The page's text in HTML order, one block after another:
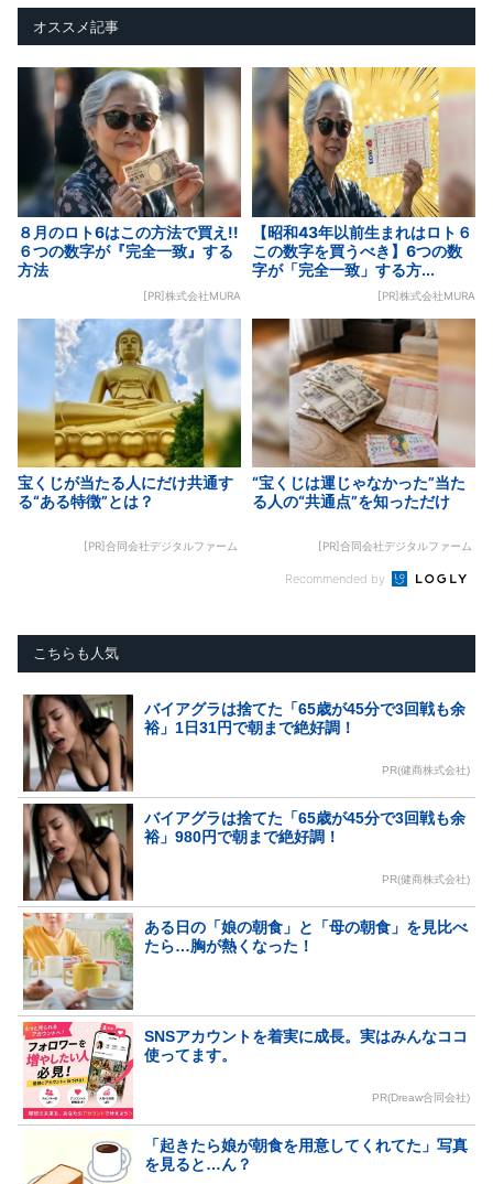
オススメ記事
８月のロト6はこの方法で買え!!
６つの数字が『完全一致』する
方法
[PR]株式会社MURA
【昭和43年以前生まれはロト６
この数字を買うべき】6つの数
字が「完全一致」する方...
[PR]株式会社MURA
宝くじが当たる人にだけ共通す
る“ある特徴”とは？
[PR]合同会社デジタルファーム
“宝くじは運じゃなかった”当た
る人の“共通点”を知っただけ
[PR]合同会社デジタルファーム
Recommended by
こちらも人気
バイアグラは捨てた「65歳が45分で3回戦も余
裕」1日31円で朝まで絶好調！
PR(健商株式会社)
バイアグラは捨てた「65歳が45分で3回戦も余
裕」980円で朝まで絶好調！
PR(健商株式会社)
ある日の「娘の朝食」と「母の朝食」を見比べ
たら…胸が熱くなった！
SNSアカウントを着実に成長。実はみんなココ
使ってます。
PR(Dreaw合同会社)
「起きたら娘が朝食を用意してくれてた」写真
を見ると…ん？